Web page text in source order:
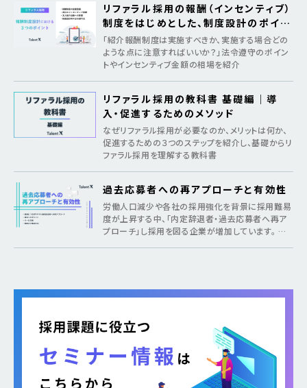
リファラル採用の報酬（インセンティブ）
制度をはじめとした、制度設計のポイン
ト
「紹介報酬制度は実施すべきか、実施する場合どの
ような点に注意すればいいか？」法令遵守のポイン
トやインセンティブ金額の相場を紹介
リファラル採用の教科書 基礎編｜導
入・促進するためのメソッド
なぜリファラル採用が必要なのか、メリットは何か、
促進するための３つのステップを紹介し、基礎からリ
ファラル採用を理解する教科書
過去応募者への再アプローチと有効性
労働人口減少や各社の採用強化を背景に採用難易
度が上昇する中、「内定辞退者・過去応募者へ再ア
プローチ」し採用を図る企業が増加しています。 そ